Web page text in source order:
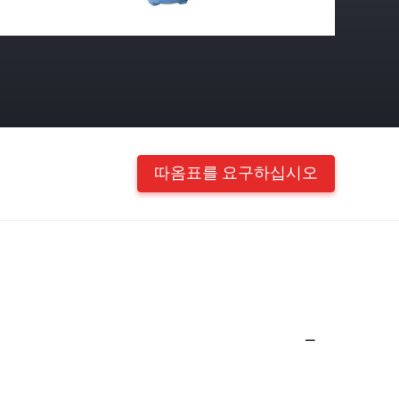
따옴표를 요구하십시오